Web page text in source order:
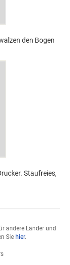
den Bogen
Staufreies,
andere Länder und
Sie hier.